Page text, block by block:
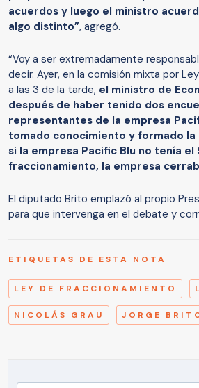
acuerdos y luego el ministro
algo distinto”, agregó.
“Voy a ser extremadamente
decir. Ayer, en la comisión mixta por
a las 3 de la tarde, el ministro de
después de haber tenido dos
representantes de la empresa
tomado conocimiento y formado la
si la empresa Pacific Blu no tenía
fraccionamiento, la empresa
El diputado Brito emplazó al propio
para que intervenga en el debate y
ETIQUETAS DE ESTA NOTA
LEY DE FRACCIONAMIENTO
NICOLÁS GRAU JORGE